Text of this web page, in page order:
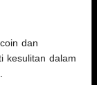
dan
kesulitan dalam